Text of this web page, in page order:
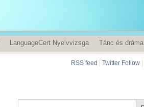
LanguageCert Nyelvvizsga Tánc és dráma
RSS feed Twitter Follow